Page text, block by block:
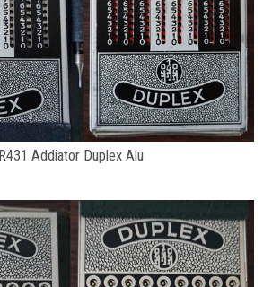
R431 Addiator Duplex Alu